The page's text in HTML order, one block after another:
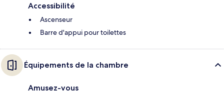
Accessibilité
Ascenseur
Barre d'appui pour toilettes
Équipements de la chambre
Amusez-vous